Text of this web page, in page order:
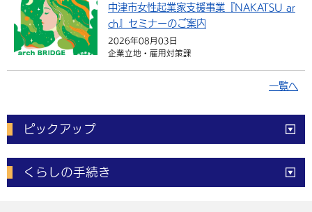
中津市女性起業家支援事業『NAKATSU ar
ch』セミナーのご案内
2026年08月03日
企業立地・雇用対策課
一覧へ
ピックアップ
電子申請 窓口の混雑状況
体育施設予約状況 ご意見・ご要望
くらしの手続き